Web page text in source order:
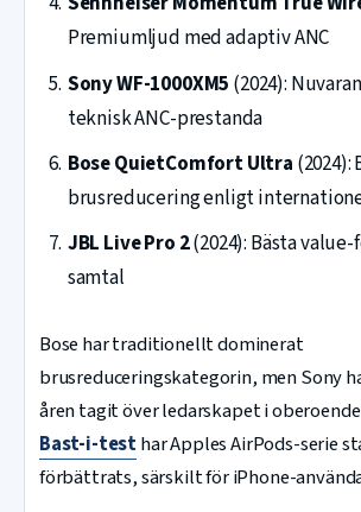
Premiumljud med adaptiv ANC
Sony WF-1000XM5 (2024):
teknisk ANC-prestanda
Bose QuietComfort Ultra (2024):
brusreducering enligt
JBL Live Pro 2(2024): Bästa
samtal
Bose har traditionellt dominerat
brusreduceringskategorin, men Sony
åren tagit över ledarskapet i
Bast-i-testhar Apples AirPods-serie
förbättrats, särskilt för iPhone-